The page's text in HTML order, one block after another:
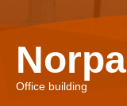
Office building